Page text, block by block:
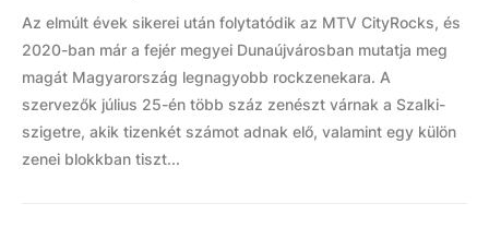
Az elmúlt évek sikerei után folytatódik az MTV CityRocks, és
2020-ban már a fejér megyei Dunaújvárosban mutatja meg
magát Magyarország legnagyobb rockzenekara. A
szervezők július 25-én több száz zenészt várnak a Szalki-
szigetre, akik tizenkét számot adnak elő, valamint egy külön
zenei blokkban tiszt...